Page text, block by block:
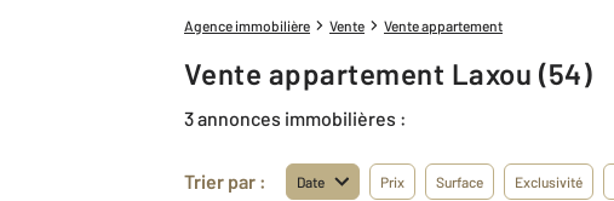
Agence immobilière Vente Vente appartement
Vente appartement Laxou (54)
3 annonces immobilières :
Trier par : Date Prix Surface Exclusivité